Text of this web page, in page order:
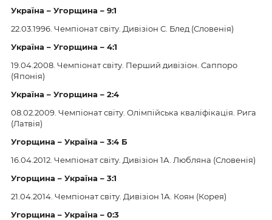
Україна – Угорщина – 9:1
22.03.1996. Чемпіонат світу. Дивізіон С. Блед (Словенія)
Україна – Угорщина – 4:1
19.04.2008. Чемпіонат світу. Перший дивізіон. Саппоро
(Японія)
Україна – Угорщина – 2:4
08.02.2009. Чемпіонат світу. Олімпійська кваліфікація. Рига
(Латвія)
Угорщина – Україна – 3:4 Б
16.04.2012. Чемпіонат світу. Дивізіон 1А. Любляна (Словенія)
Угорщина – Україна – 3:1
21.04.2014. Чемпіонат світу. Дивізіон 1А. Коян (Корея)
Угорщина – Україна – 0:3